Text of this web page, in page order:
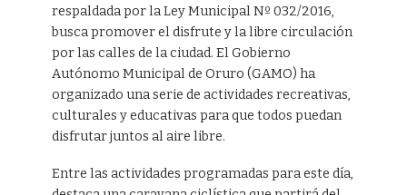
respaldada por la Ley Municipal Nº 032/2016,
busca promover el disfrute y la libre circulación
por las calles de la ciudad. El Gobierno
Autónomo Municipal de Oruro (GAMO) ha
organizado una serie de actividades recreativas,
culturales y educativas para que todos puedan
disfrutar juntos al aire libre.
Entre las actividades programadas para este día,